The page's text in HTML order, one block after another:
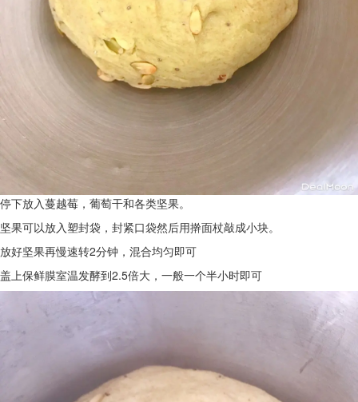
停下放入蔓越莓，葡萄干和各类坚果。
坚果可以放入塑封袋，封紧口袋然后用擀面杖敲成小块。
放好坚果再慢速转2分钟，混合均匀即可
盖上保鲜膜室温发酵到2.5倍大，一般一个半小时即可